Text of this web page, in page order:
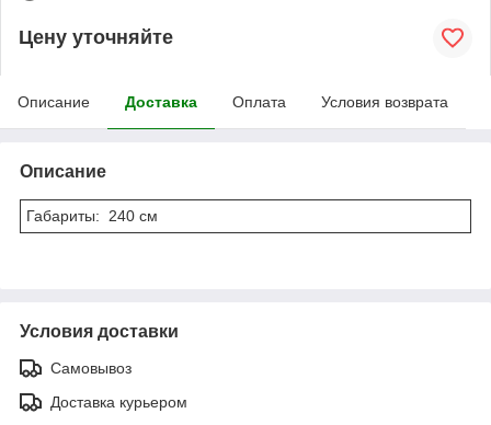
Цену уточняйте
Описание Доставка Оплата Условия возврата
Описание
Габариты: 240 см
Условия доставки
Самовывоз
Доставка курьером